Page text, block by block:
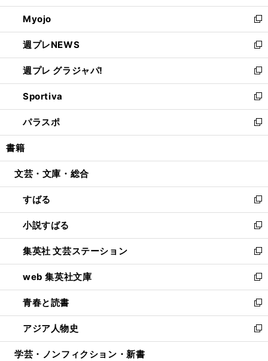
開
く
ウ
で
開
く
ン
ド
ウ
で
開
く
ウ
ィ
ン
ド
ウ
で
開
く
Myojo
新
し
い
ウ
ィ
ン
ド
ウ
で
開
週プレNEWS
新
し
い
ウ
ィ
ン
ド
ウ
開
週プレ グラジャパ!
新
し
い
ウ
ィ
ン
ウ
開
く
Sportiva
新
し
い
ウ
ン
ウ
で
開
く
パラスポ
新
し
ウ
ン
ド
ウ
で
開
く
書籍
文芸・文庫・総合
すばる
新
し
い
ウ
ィ
ン
ド
ウ
で
開
く
小説すばる
新
し
い
ウ
ィ
ン
ド
ウ
で
開
集英社 文芸ステーション
新
し
い
ウ
ィ
ン
ド
ウ
web 集英社文庫
新
し
い
ウ
ィ
ン
青春と読書
新
し
い
ウ
アジア人物史
新
し
学芸・ノンフィクション・新書